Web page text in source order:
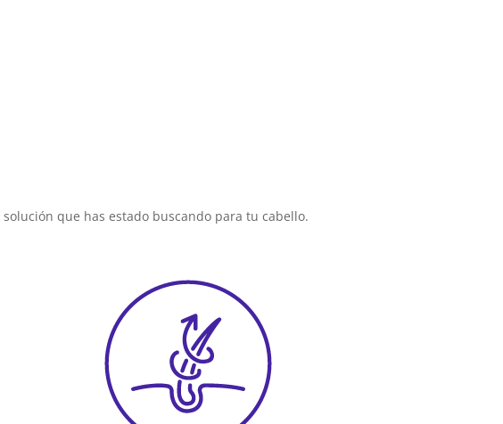
que has estado buscando para tu cabello.